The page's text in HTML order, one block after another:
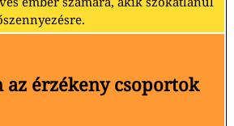
az érzékeny csoportok